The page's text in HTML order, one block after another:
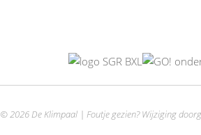
© 2026 De Klimpaal | Foutje gezien? Wijziging